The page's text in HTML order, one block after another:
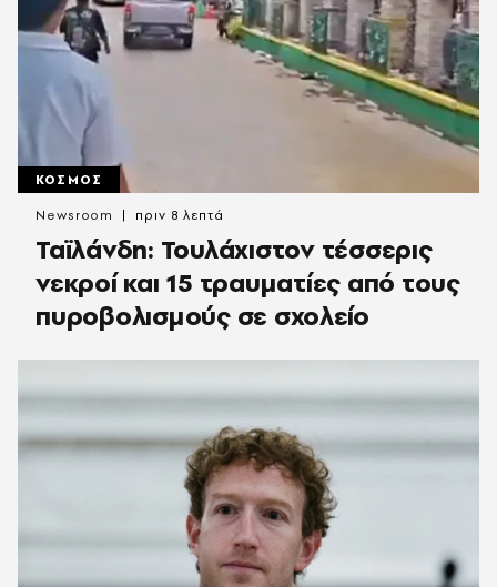
ΚΟΣΜΟΣ
Ταϊλάνδη: Τουλάχιστον τέσσερις
νεκροί και 15 τραυματίες από τους
πυροβολισμούς σε σχολείο
Newsroom πριν 8 λεπτά